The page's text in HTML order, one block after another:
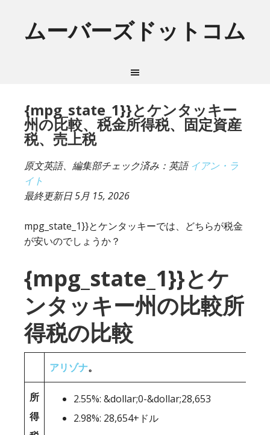
ムーバーズドットコム
{mpg_state_1}}とケンタッキー
州の比較、税金所得税、固定資産
税、売上税
原文英語、編集部チェック済み：英語イアン・ラ
イト
最終更新日5月 15, 2026
mpg_state_1}}とケンタッキーでは、どちらが税金
が安いのでしょうか？
{mpg_state_1}}とケ
ンタッキー州の比較所
得税の比較
アリゾナ。
所
得
2.55%: &dollar;0-&dollar;28,653
2.98%: 28,654+ドル